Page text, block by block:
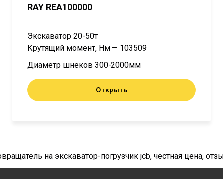
RAY REA100000
Экскаватор 20-50т
Крутящий момент, Нм — 103509
Диаметр шнеков 300-2000мм
Открыть
на экскаватор-погрузчик jcb, честная цена,